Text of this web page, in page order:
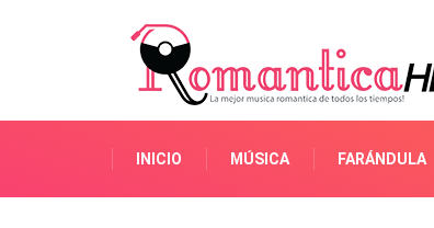
INICIO MÚSICA FARÁNDULA